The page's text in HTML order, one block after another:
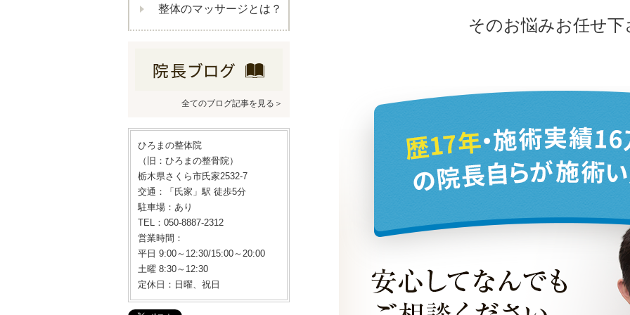
整体のマッサージとは？
全てのブログ記事を見る＞
ひろまの整体院
（旧：ひろまの整骨院）
栃木県さくら市氏家2532-7
交通：「氏家」駅 徒歩5分
駐車場：あり
TEL：050-8887-2312
営業時間：
平日 9:00～12:30/15:00～20:00
土曜 8:30～12:30
定休日：日曜、祝日
そのお悩みお任せ下